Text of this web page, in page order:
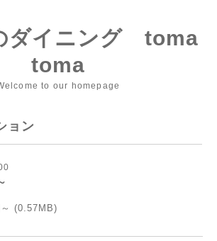
ダイニング toma
toma
to our homepage
ョン
(0.57MB)